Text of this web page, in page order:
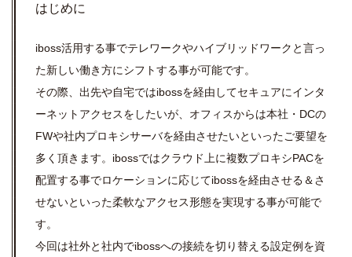
はじめに
iboss活用する事でテレワークやハイブリッドワークと言っ
た新しい働き方にシフトする事が可能です。
その際、出先や自宅ではibossを経由してセキュアにインタ
ーネットアクセスをしたいが、オフィスからは本社・DCの
FWや社内プロキシサーバを経由させたいといったご要望を
多く頂きます。ibossではクラウド上に複数プロキシPACを
配置する事でロケーションに応じてibossを経由させる＆さ
せないといった柔軟なアクセス形態を実現する事が可能で
す。
今回は社外と社内でibossへの接続を切り替える設定例を資